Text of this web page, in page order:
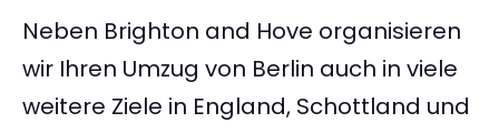
Neben Brighton and Hove organisieren
wir Ihren Umzug von Berlin auch in viele
weitere Ziele in England, Schottland und